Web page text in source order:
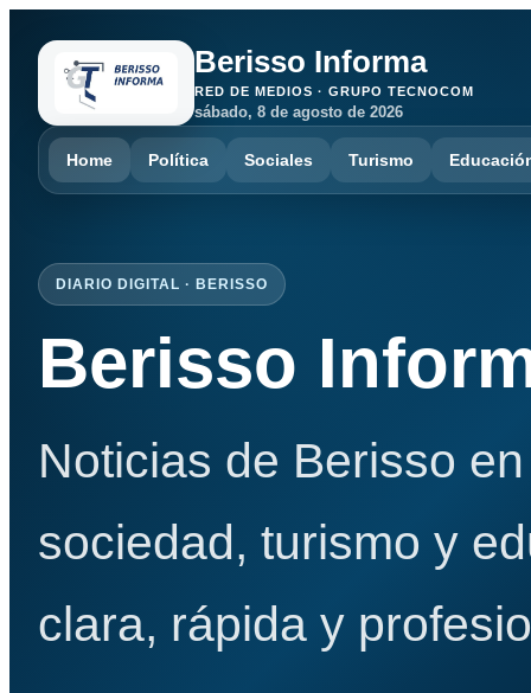
Berisso Informa
RED DE MEDIOS · GRUPO TECNOCOM
sábado, 8 de agosto de 2026
Home Política Sociales Turismo
DIARIO DIGITAL · BERISSO
Berisso
Noticias de Berisso
sociedad, turismo y
clara, rápida y